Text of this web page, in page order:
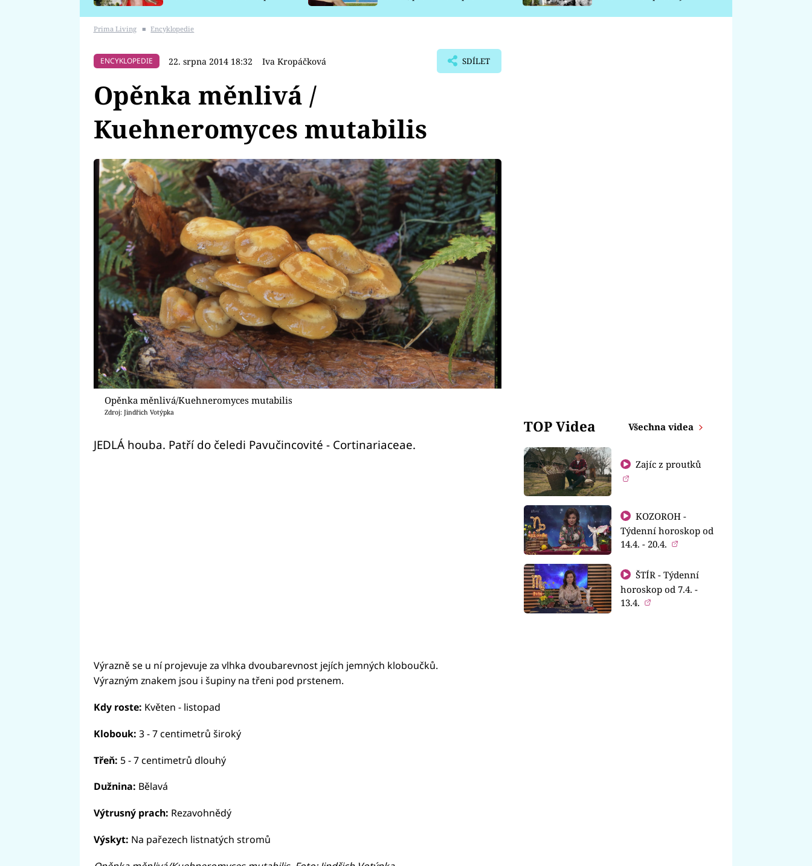
Prima Living ■ Encyklopedie
ENCYKLOPEDIE 22. srpna 2014 18:32 Iva Kropáčková SDÍLET
Opěnka měnlivá /
Kuehneromyces mutabilis
Opěnka měnlivá/Kuehneromyces mutabilis
Zdroj: Jindřich Votýpka
JEDLÁ houba. Patří do čeledi Pavučincovité - Cortinariaceae.
Výrazně se u ní projevuje za vlhka dvoubarevnost jejích jemných kloboučků.
Výrazným znakem jsou i šupiny na třeni pod prstenem.
Kdy roste: Květen - listopad
Klobouk: 3 - 7 centimetrů široký
Třeň: 5 - 7 centimetrů dlouhý
Dužnina: Bělavá
Výtrusný prach: Rezavohnědý
Výskyt: Na pařezech listnatých stromů
TOP Videa Všechna videa
Zajíc z proutků
KOZOROH -
Týdenní horoskop od
14.4. - 20.4.
ŠTÍR - Týdenní
horoskop od 7.4. -
13.4.